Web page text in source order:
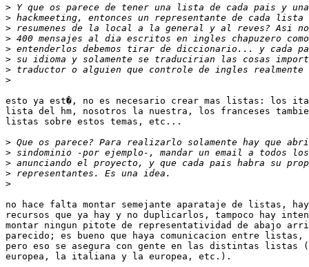
>
>
>
>
>
>
>
>
esto ya est�, no es necesario crear mas listas: los
lista del hm, nosotros la nuestra, los franceses
listas sobre estos temas, etc...
>
>
>
>
>
no hace falta montar semejante aparataje de listas,
recursos que ya hay y no duplicarlos, tampoco hay
montar ningun pitote de representatividad de abajo
parecido; es bueno que haya comunicacion entre listas,
pero eso se asegura con gente en las distintas listas
europea, la italiana y la europea, etc.).